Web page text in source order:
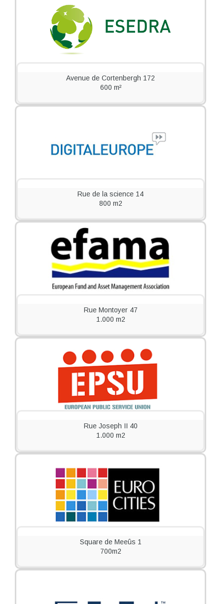
Avenue de Cortenbergh 172
600 m²
Rue de la science 14
800 m2
Rue Montoyer 47
1.000 m2
Rue Joseph II 40
1.000 m2
Square de Meeûs 1
700m2